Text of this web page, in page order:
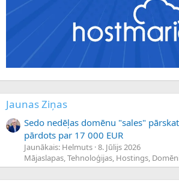
Jaunas Ziņas
Sedo nedēļas domēnu "sales"
pārdots par 17 000 EUR
Jaunākais: Helmuts 8. Jūlijs 2026
Mājaslapas, Tehnoloģijas, Hostings,